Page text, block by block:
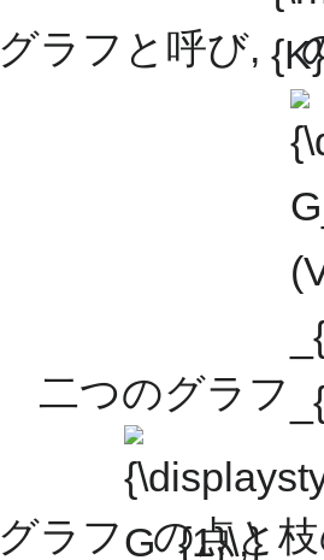
グラフと呼び,
二つのグラフ
グラフ
{\displaystyle
G_{1}\,}
の点と